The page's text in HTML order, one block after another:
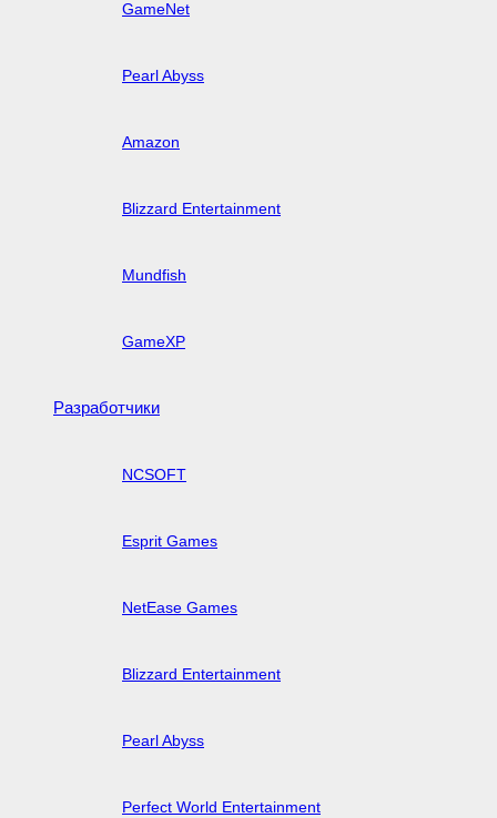
GameNet
Pearl Abyss
Amazon
Blizzard Entertainment
Mundfish
GameXP
Разработчики
NCSOFT
Esprit Games
NetEase Games
Blizzard Entertainment
Pearl Abyss
Perfect World Entertainment